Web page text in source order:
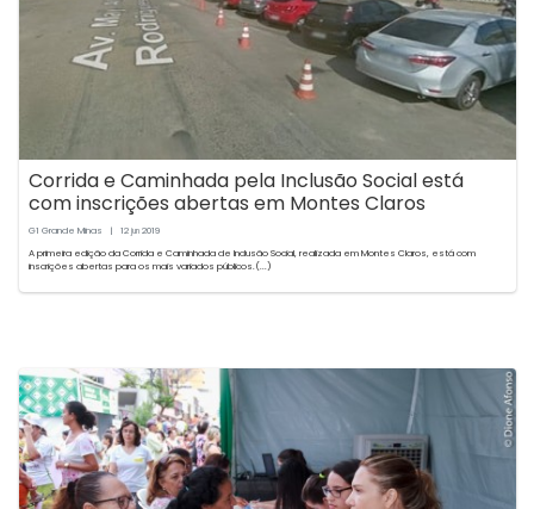
Corrida e Caminhada pela Inclusão Social está
com inscrições abertas em Montes Claros
G1 Grande Minas | 12 jun2019
A primeira edição da Corrida e Caminhada de Inclusão Social, realizada em Montes Claros, está com
inscrições abertas para os mais variados públicos.(...)